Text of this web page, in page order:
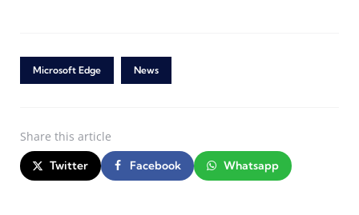
Microsoft Edge News
Share this article
Twitter Facebook Whatsapp